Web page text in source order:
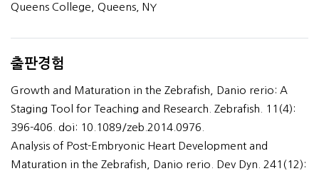
Queens College, Queens, NY
출판경험
Growth and Maturation in the Zebrafish, Danio rerio: A
Staging Tool for Teaching and Research. Zebrafish. 11(4):
396-406. doi: 10.1089/zeb.2014.0976.
Analysis of Post-Embryonic Heart Development and
Maturation in the Zebrafish, Danio rerio. Dev Dyn. 241(12):